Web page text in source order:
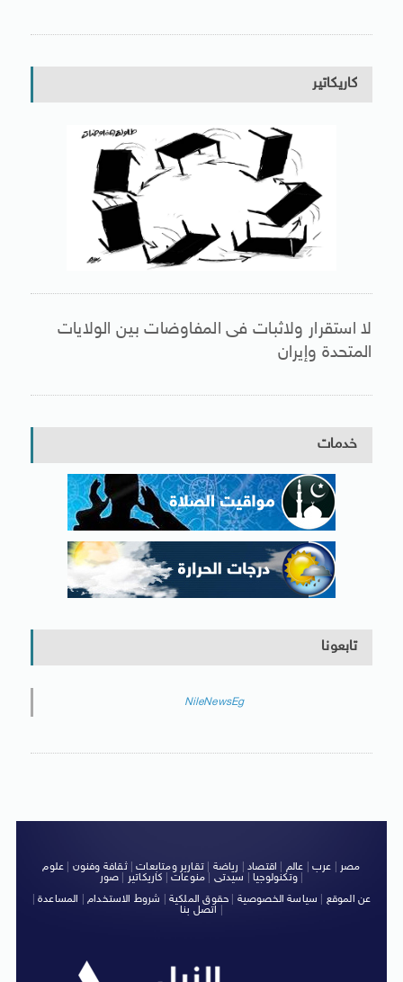
كاريكاتير
لا استقرار ولاثبات فى المفاوضات بين الولايات
المتحدة وإيران
خدمات
تابعونا
NileNewsEg
مصر عرب عالم اقتصاد رياضة |تقارير ومتابعات|ثقافة وفنون
علوم
وتكنولوجيا| سيدتى منوعات كاريكاتير صور
|
عن الموقع
سياسة الخصوصية حقوق الملكية شروط الاستخدام| المساعدة|
اتصل بنا